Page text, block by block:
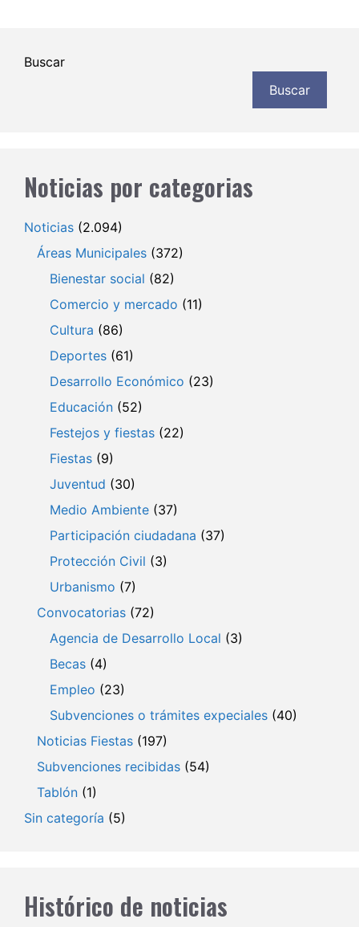
Buscar
Buscar
Noticias por categorias
Noticias (2.094)
Áreas Municipales (372)
Bienestar social (82)
Comercio y mercado (11)
Cultura (86)
Deportes (61)
Desarrollo Económico (23)
Educación (52)
Festejos y fiestas (22)
Fiestas (9)
Juventud (30)
Medio Ambiente (37)
Participación ciudadana (37)
Protección Civil (3)
Urbanismo (7)
Convocatorias (72)
Agencia de Desarrollo Local (3)
Becas (4)
Empleo (23)
Subvenciones o trámites expeciales (40)
Noticias Fiestas (197)
Subvenciones recibidas (54)
Tablón (1)
Sin categoría (5)
Histórico de noticias